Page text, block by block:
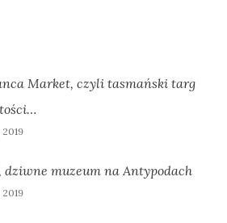
Market, czyli tasmański targ
dziwne muzeum na Antypodach